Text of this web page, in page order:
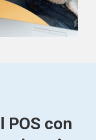
POS con